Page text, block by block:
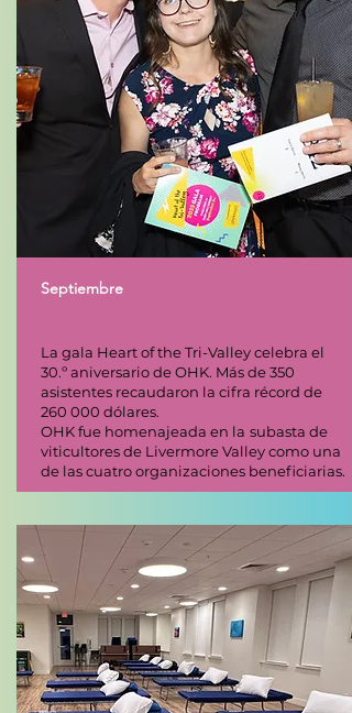
Septiembre
La gala Heart of the Tri-Valley celebra el
30.º aniversario de OHK. Más de 350
asistentes recaudaron la cifra récord de
260 000 dólares.
OHK fue homenajeada en la subasta de
viticultores de Livermore Valley como una
de las cuatro organizaciones beneficiarias.